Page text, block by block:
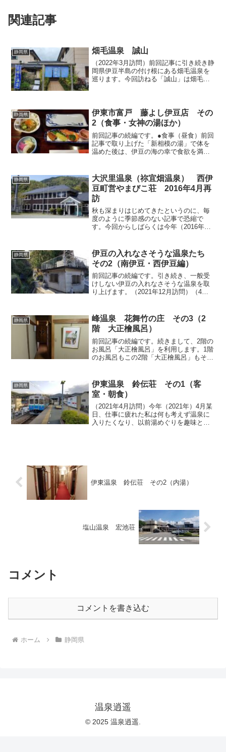
関連記事
静岡県 畑毛温泉 誠山
（2022年3月訪問）前回記事に引き続き静
岡県伊豆半島の付け根にある畑毛温泉を
巡ります。今回訪ねる「誠山」は畑毛温
せん。以前別の名前...
静岡県
伊東市富戸 藤よし伊豆店 その
2（食事・女神の湯ほか）
前回記事の続編です。●食事（昼食）前回
記事で取り上げた「新相模の湯」で体を
温めた後は、伊豆の海の幸で食欲を満た
ておけばお食事をいただくこともできま
す。せっかく伊豆まで来...
静岡県
大沢里温泉（祢宜畑温泉） 西伊
豆町営やまびこ荘 2016年4月再
訪
秋も深まりはじめてきたというのに、毎
度のように季節感のない記事で恐縮で
す。今回からしばらくは今年（2016年）
荘」から。 昭和48年に廃校になった小
学校の校舎を宿泊施設...
静岡県
伊豆の入れなさそうな温泉たち
その2（南伊豆・西伊豆編）
前回記事の続編です。引き続き、一般受
けしない伊豆の入れなさそうな温泉を取
り上げます。（2021年12月訪問）（4）
して余ったお湯（オーバーフロー）を、
付近の河川や下水な...
静岡県
峰温泉 花舞竹の庄 その3（2
階 大正檜風呂）
前回記事の続編です。続きまして、2階の
お風呂「大正檜風呂」を利用します。1階
のお風呂もこの2階「大正檜風呂」もそれ
よって男女の暖簾が掛け替えられ、私の
訪問時はチェック...
静岡県
伊東温泉 鈴伝荘 その1（客
室・朝食）
（2021年4月訪問）今年（2021年）4月某
日、仕事に疲れた私は何も考えず温泉に
入りたくなり、以前湯めぐりを趣味とす
伊東温泉 鈴伝荘 その2（内湯）
塩山温泉 宏池荘
コメント
コメントを書き込む
ホーム 静岡県
温泉逍遥
© 2025 温泉逍遥.